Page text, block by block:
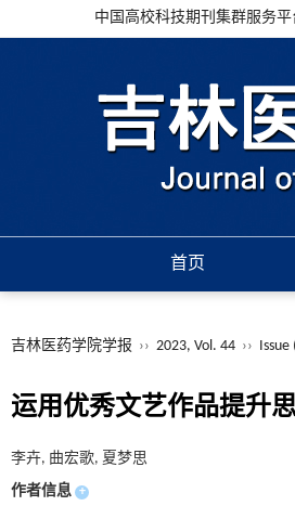
中国高校科技期刊集群服务平
首页
吉林医药学院学报 ›› 2023, Vol. 44 ›› Issue
运用优秀文艺作品提升
李卉, 曲宏歌, 夏梦思
作者信息 +